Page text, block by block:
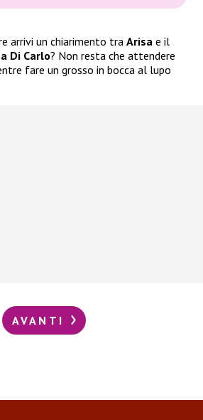
arrivi un chiarimento tra Arisa e il
Di Carlo? Non resta che attendere
fare un grosso in bocca al lupo
AVANTI